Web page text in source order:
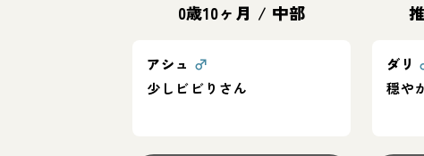
0歳10ヶ月 / 中部
アシュ ♂
少しビビりさん
ダリ
穏や